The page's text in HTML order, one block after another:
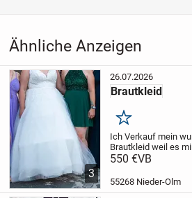
Ähnliche Anzeigen
3
26.07.2026
Brautkleid
Merken
Ich Verkauf mein
Brautkleid weil es
es im Keller versauert
oder Reifrock Bei
550 €VB
55268 Nieder-Olm